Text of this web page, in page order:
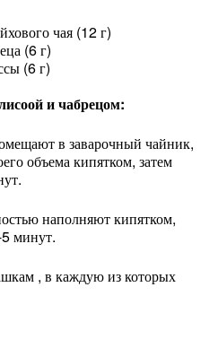
чая (12 г)
(6 г)
(6 г)
и чабрецом:
в заварочный чайник,
объема кипятком, затем
наполняют кипятком,
минут.
, в каждую из которых